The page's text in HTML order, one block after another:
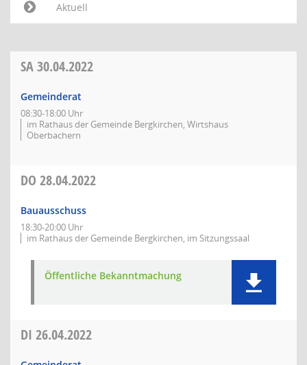
Aktuell
SA30.04.2022
Gemeinderat
08:30-18:00 Uhr
im Rathaus der Gemeinde Bergkirchen, Wirtshaus
Oberbachern
DO 28.04.2022
Bauausschuss
18:30-20:00 Uhr
im Rathaus der Gemeinde Bergkirchen, im Sitzungssaal
Öffentliche Bekanntmachung
DI 26.04.2022